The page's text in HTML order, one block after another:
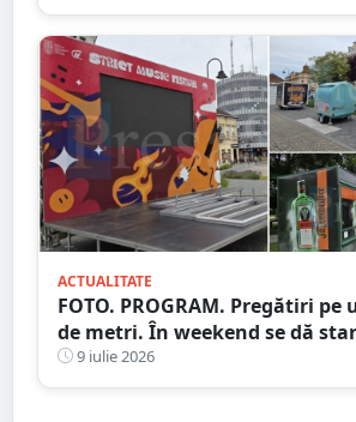
ACTUALITATE
FOTO. PROGRAM. Pregătiri
de metri. În weekend se dă
distracție. Începe Street Music
9 iulie 2026